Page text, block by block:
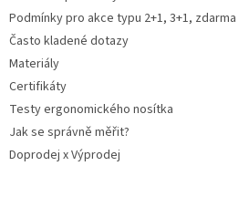
Podmínky pro akce typu 2+1, 3+1, zdarma
Často kladené dotazy
Materiály
Certifikáty
Testy ergonomického nosítka
Jak se správně měřit?
Doprodej x Výprodej